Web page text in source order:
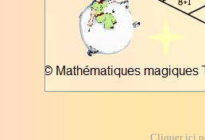
Cliquer ici